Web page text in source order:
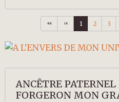
1 2 3
ANCÊTRE
FORGERON MON